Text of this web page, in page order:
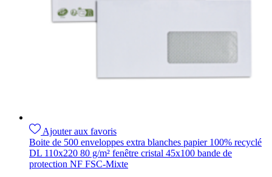
Ajouter aux favoris
Boite de 500 enveloppes extra blanches papier 100% recyclé
DL 110x220 80 g/m² fenêtre cristal 45x100 bande de
protection NF FSC-Mixte